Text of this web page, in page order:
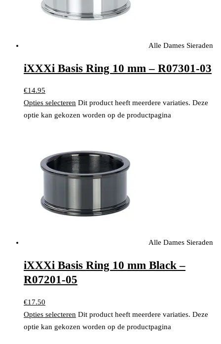
Alle Dames Sieraden
iXXXi Basis Ring 10 mm – R07301-03
€14.95
Opties selecteren Dit product heeft meerdere variaties. Deze
optie kan gekozen worden op de productpagina
Alle Dames Sieraden
iXXXi Basis Ring 10 mm Black –
R07201-05
€17.50
Opties selecteren Dit product heeft meerdere variaties. Deze
optie kan gekozen worden op de productpagina